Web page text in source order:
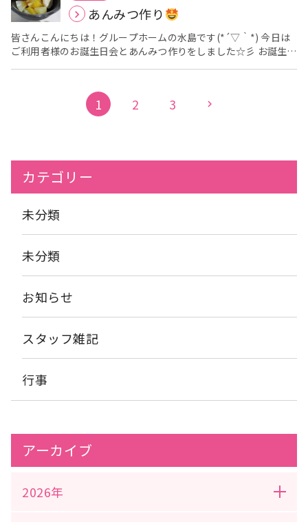
ム香寿庵：水島 あんみつ作り
皆さんこんにちは！グループホームの水島です(*´▽｀*) 今日は
ご利用者様のお誕生日会とあんみつ作りをしました☆彡 お誕生日
ナ・フルーツ・寒天をトッピングして頂き黒蜜をかけていただき
出来上がりはこちら
1 2 3 chevron_right
カテゴリー
未分類
未分類
お知らせ
スタッフ雑記
行事
アーカイブ
2026年